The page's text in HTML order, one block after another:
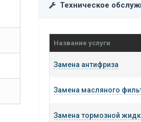
Техническое
Название услуги
Замена антифриза
Замена масляного
Замена тормозной